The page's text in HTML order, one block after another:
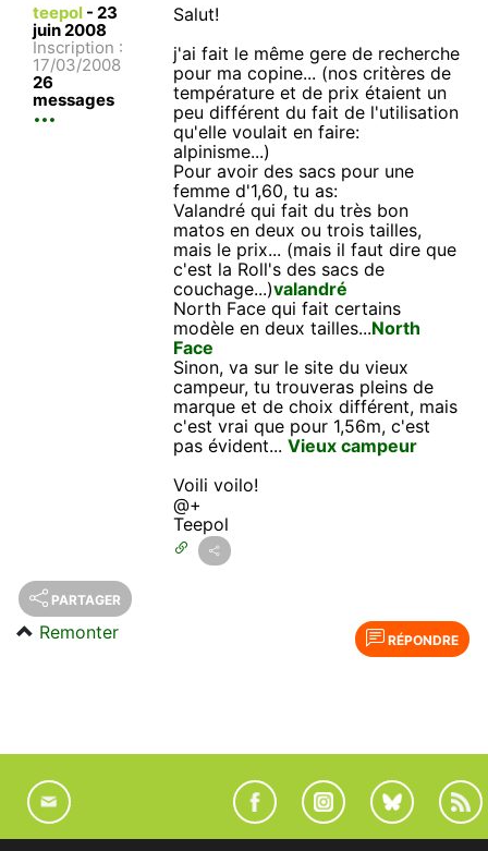
teepol - 23
juin 2008
Inscription :
17/03/2008
26
messages
Salut!
j'ai fait le même gere de recherche
pour ma copine... (nos critères de
température et de prix étaient un
peu différent du fait de l'utilisation
qu'elle voulait en faire:
alpinisme...)
Pour avoir des sacs pour une
femme d'1,60, tu as:
Valandré qui fait du très bon
matos en deux ou trois tailles,
mais le prix... (mais il faut dire que
c'est la Roll's des sacs de
couchage...)valandré
North Face qui fait certains
modèle en deux tailles...North
Face
Sinon, va sur le site du vieux
campeur, tu trouveras pleins de
marque et de choix différent, mais
c'est vrai que pour 1,56m, c'est
pas évident...Vieux campeur
Voili voilo!
@+
Teepol
PARTAGER
RÉPONDRE
Remonter